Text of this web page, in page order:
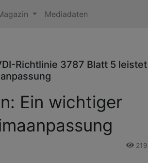
Mediadaten
Richtlinie 3787 Blatt 5 leistet
Ein wichtiger
219